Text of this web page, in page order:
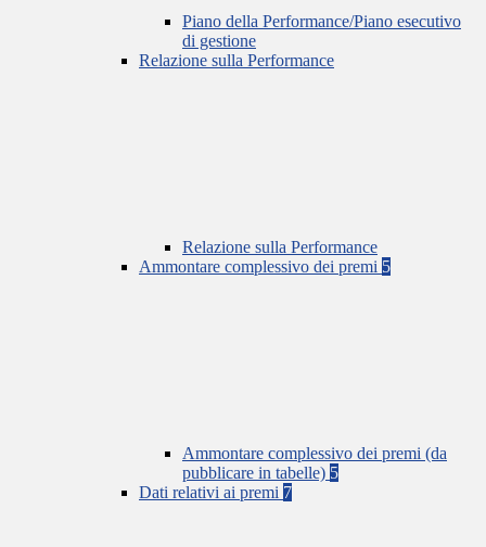
Piano della Performance/Piano esecutivo
di gestione
Relazione sulla Performance
Relazione sulla Performance
Ammontare complessivo dei premi 5
Ammontare complessivo dei premi (da
pubblicare in tabelle) 5
Dati relativi ai premi 7